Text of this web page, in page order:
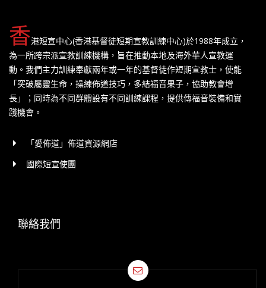
香港短宣中心(香港基督徒短期宣教訓練中心)於1988年成立，
為一所跨宗派宣教訓練機構，旨在推動本地及海外華人宣教運
動。我們主力訓練奉獻兩年或一年的基督徒作短期宣教士，使能
「突破屬靈生命，操練佈道技巧，多結福音果子，協助教會增
長」；同時為不同群體設有不同訓練課程，提供傳福音裝備和實
踐機會。
「愛佈道」佈道資源網店
國際短宣使團
聯絡我們